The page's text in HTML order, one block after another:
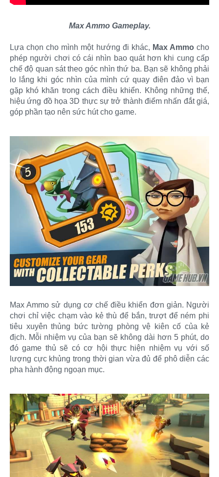
Max Ammo Gameplay.
Lựa chọn cho mình một hướng đi khác, Max Ammocho
phép người chơi có cái nhìn bao quát hơn khi cung cấp
chế độ quan sát theo góc nhìn thứ ba. Bạn sẽ không phải
lo lắng khi góc nhìn của mình cứ quay điên đảo vì bạn
gặp khó khăn trong cách điều khiển. Không những thế,
hiệu ứng đồ họa 3D thực sự trở thành điểm nhấn đắt giá,
góp phần tạo nên sức hút cho game.
Max Ammo sử dụng cơ chế điều khiển đơn giản. Người
chơi chỉ việc chạm vào kẻ thù để bắn, trượt để ném phi
tiêu xuyên thủng bức tường phòng vệ kiên cố của kẻ
địch. Mỗi nhiệm vụ của bạn sẽ không dài hơn 5 phút, do
đó game thủ sẽ có cơ hội thực hiện nhiệm vụ với số
lượng cực khủng trong thời gian vừa đủ để phô diễn các
pha hành động ngoạn mục.